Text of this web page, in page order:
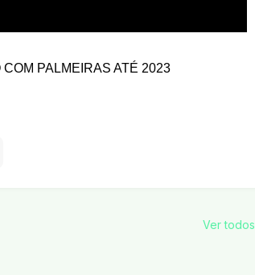
PALMEIRAS ATÉ 2023
Ver todos